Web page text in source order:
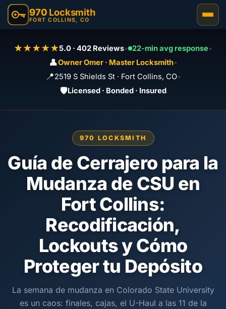
970 Locksmith
FORT COLLINS, CO
★★★★★5.0 · 402 Reviews• 22-min avg response•
👤Owner Omer · Master Locksmith•
📍2519 S Shields St · Fort Collins, CO•
🛡️Licensed · Bonded · Insured
970 LOCKSMITH
Guía de Cerrajero para la
Mudanza de CSU en
Fort Collins:
Recodificación,
Lockouts y Cómo
Proteger tu Depósito
La semana de mudanza en Colorado State University
es un caos: finales, cajas, el U-Haul a las 11 de la